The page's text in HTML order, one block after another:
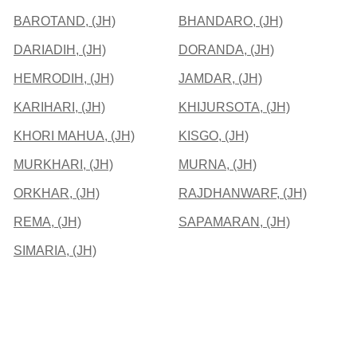
BAROTAND, (JH) BHANDARO, (JH)
DARIADIH, (JH) DORANDA, (JH)
HEMRODIH, (JH) JAMDAR, (JH)
KARIHARI, (JH) KHIJURSOTA, (JH)
KHORI MAHUA, (JH) KISGO, (JH)
MURKHARI, (JH) MURNA, (JH)
ORKHAR, (JH) RAJDHANWARF, (JH)
REMA, (JH) SAPAMARAN, (JH)
SIMARIA, (JH)